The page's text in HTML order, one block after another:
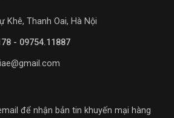
Khê, Thanh Oai, Hà Nội
- 09754.11887
để nhận bản tin khuyến mại hàng